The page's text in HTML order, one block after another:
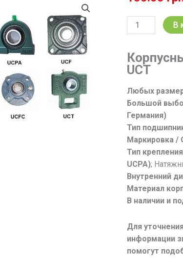
Количество
товара
подшипники
UCP,
UCF,
UCFC,
UCFL,
UCT.
Любые
размеры
В
UCT
Любых
Большой
Германия)
Тип
Маркировка /
Тип
UCPA);
Внутренний
Материал
В наличии и
Для
информации
помогут